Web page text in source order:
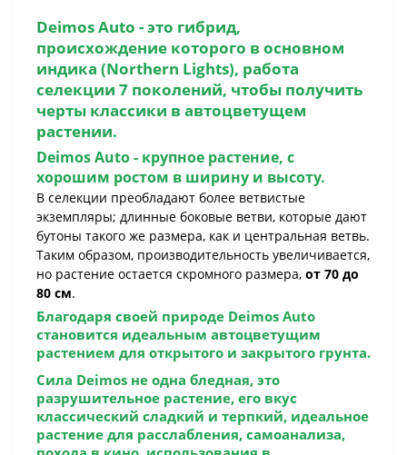
Deimos Auto - это гибрид,
происхождение которого в основном
индика (Northern Lights), работа
селекции 7 поколений, чтобы получить
черты классики в автоцветущем
растении.
Deimos Auto- крупное растение, с
хорошим ростом в ширину и высоту.
В селекции преобладают более ветвистые
экземпляры; длинные боковые ветви, которые дают
бутоны такого же размера, как и центральная ветвь.
Таким образом, производительность увеличивается,
но растение остается скромного размера, от 70 до
80 см.
Благодаря своей природе Deimos Auto
становится идеальным автоцветущим
растением для открытого и закрытого грунта.
Сила Deimos не одна бледная, это
разрушительное растение, его вкус
классический сладкий и терпкий, идеальное
растение для расслабления, самоанализа,